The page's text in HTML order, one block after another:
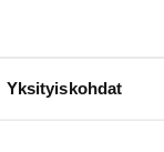
Yksityiskohdat